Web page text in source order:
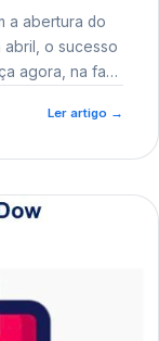
abril, o sucesso
agora, na fase
Ler artigo →